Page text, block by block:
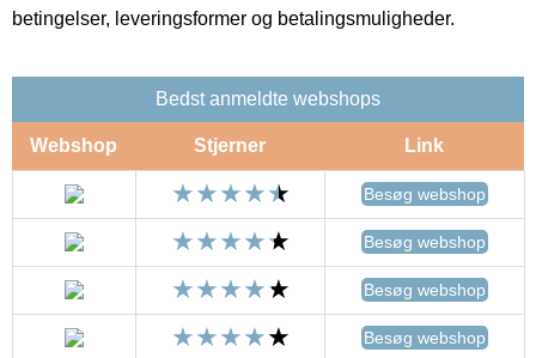
betingelser, leveringsformer og betalingsmuligheder.
Bedst anmeldte webshops
Webshop Stjerner Link
Besøg webshop
Besøg webshop
Besøg webshop
Besøg webshop